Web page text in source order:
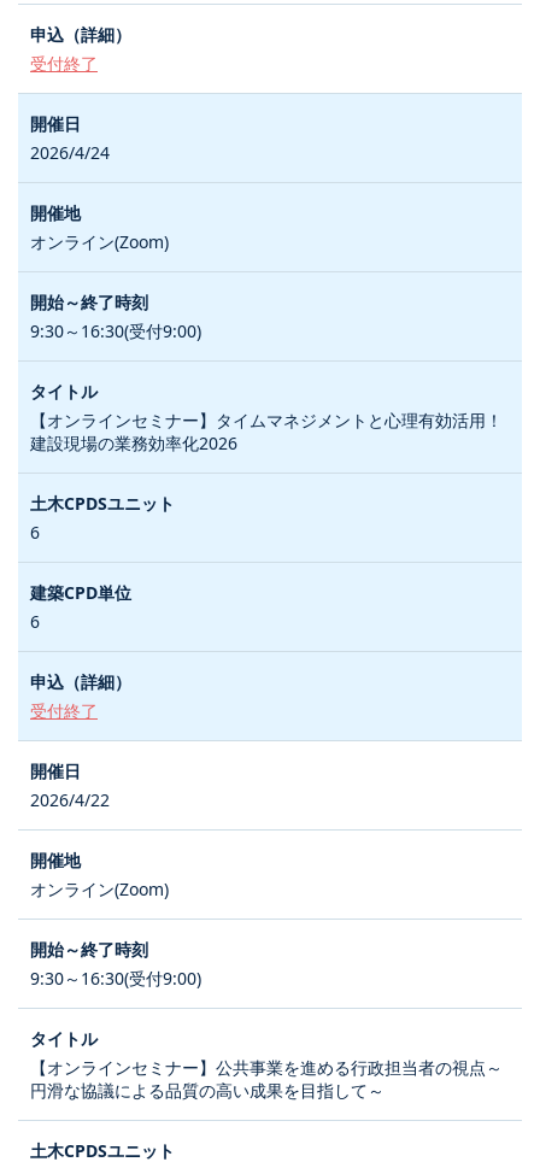
受付終了
2026/4/24
オンライン(Zoom)
9:30～16:30(受付9:00)
【オンラインセミナー】タイムマネジメントと心理有効活用！
建設現場の業務効率化2026
6
6
受付終了
2026/4/22
オンライン(Zoom)
9:30～16:30(受付9:00)
【オンラインセミナー】公共事業を進める行政担当者の視点～
円滑な協議による品質の高い成果を目指して～